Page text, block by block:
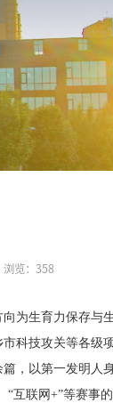
浏览： 358
为生育力保存与
科技攻关等各级
，以第一发明人
互联网+”等赛事